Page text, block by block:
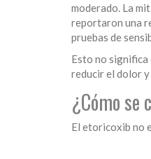
moderado. La
reportaron una
pruebas de
Esto no significa
reducir el dolor
¿Cómo se
El etoricoxib no